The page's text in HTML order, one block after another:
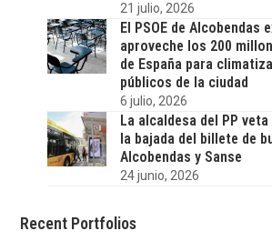
21 julio, 2026
El PSOE de Alcobendas
aproveche los 200
de España para
públicos de la ciudad
6 julio, 2026
La alcaldesa del PP
la bajada del billete de
Alcobendas y Sanse
24 junio, 2026
Recent Portfolios